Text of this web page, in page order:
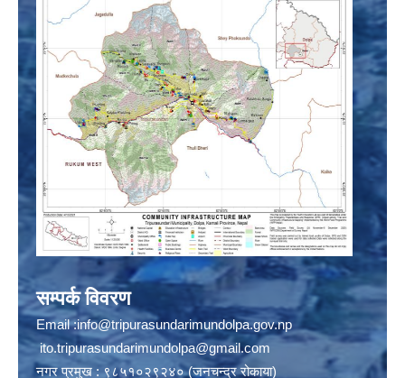
सम्पर्क विवरण
Email :info@tripurasundarimundolpa.gov.np
ito.tripurasundarimundolpa@gmail.com
नगर प्रमुख : ९८५१०२९२४० (जनचन्द्र रोकाया)